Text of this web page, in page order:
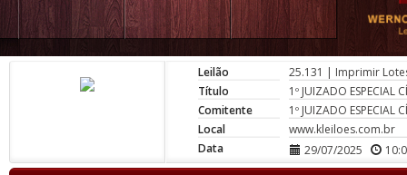
Leilão 25.131 | Imprimir
Título
1º JUIZADO ESPECIAL
Comitente
1º JUIZADO ESPECIAL
Local
www.kleiloes.com.br
Data
29/07/2025